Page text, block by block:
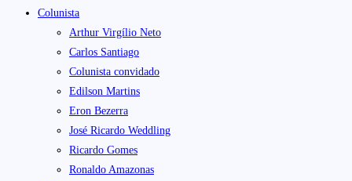
Colunista
Arthur Virgílio Neto
Carlos Santiago
Colunista convidado
Edilson Martins
Eron Bezerra
José Ricardo Weddling
Ricardo Gomes
Ronaldo Amazonas